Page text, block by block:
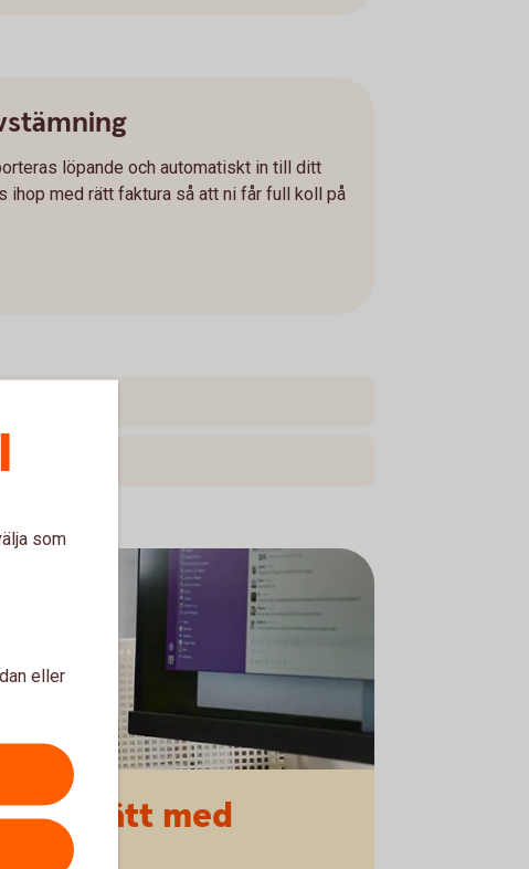
löpande och automatiskt in till ditt
ihop med rätt faktura så att ni får full koll på
sätt med
som
eller